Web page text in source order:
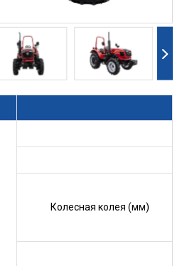
Колесная колея (мм)